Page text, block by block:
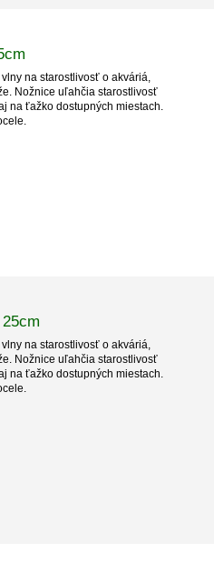
na starostlivosť o akváriá,
Nožnice uľahčia starostlivosť
na ťažko dostupných miestach.
na starostlivosť o akváriá,
Nožnice uľahčia starostlivosť
na ťažko dostupných miestach.